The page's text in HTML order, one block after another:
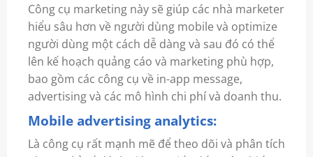
Công cụ marketing này sẽ giúp các nhà marketer
hiểu sâu hơn về người dùng mobile và optimize
người dùng một cách dễ dàng và sau đó có thể
lên kế hoạch quảng cáo và marketing phù hợp,
bao gồm các công cụ về in-app message,
advertising và các mô hình chi phí và doanh thu.
Mobile advertising analytics:
Là công cụ rất mạnh mẽ để theo dõi và phân tích